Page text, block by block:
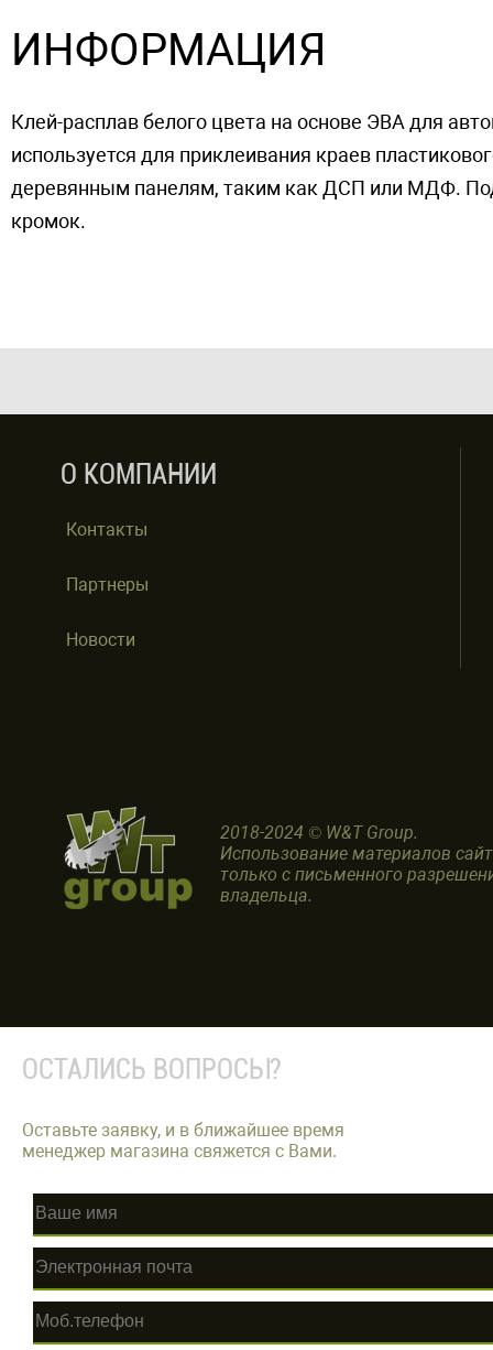
ИНФОРМАЦИЯ
Клей-расплав белого цвета на основе ЭВА для
используется для приклеивания краев
деревянным панелям, таким как ДСП или МДФ.
кромок.
О КОМПАНИИ
Контакты
Партнеры
Новости
2018-2024 © W&T Group.
Использование материалов
только с письменного
владельца.
ОСТАЛИСЬ ВОПРОСЫ?
Оставьте заявку, и в ближайшее время
менеджер магазина свяжется с Вами.